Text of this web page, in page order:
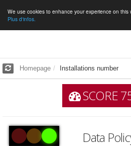
We use cookies to enhance your experience on this
Plus d'infos.
Homepage Installations number
SCORE
Data